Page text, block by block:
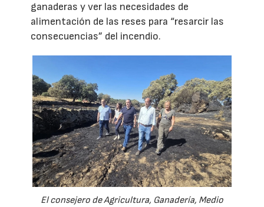
ganaderas y ver las necesidades de
alimentación de las reses para “resarcir las
consecuencias” del incendio.
El consejero de Agricultura, Ganadería, Medio